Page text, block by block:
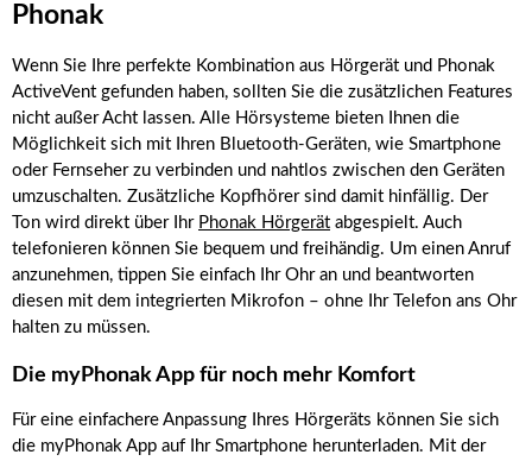
Phonak
Wenn Sie Ihre perfekte Kombination aus Hörgerät und Phonak
ActiveVent gefunden haben, sollten Sie die zusätzlichen Features
nicht außer Acht lassen. Alle Hörsysteme bieten Ihnen die
Möglichkeit sich mit Ihren Bluetooth-Geräten, wie Smartphone
oder Fernseher zu verbinden und nahtlos zwischen den Geräten
umzuschalten. Zusätzliche Kopfhörer sind damit hinfällig. Der
Ton wird direkt über Ihr Phonak Hörgerät abgespielt. Auch
telefonieren können Sie bequem und freihändig. Um einen Anruf
anzunehmen, tippen Sie einfach Ihr Ohr an und beantworten
diesen mit dem integrierten Mikrofon – ohne Ihr Telefon ans Ohr
halten zu müssen.
Die myPhonak App für noch mehr Komfort
Für eine einfachere Anpassung Ihres Hörgeräts können Sie sich
die myPhonak App auf Ihr Smartphone herunterladen. Mit der